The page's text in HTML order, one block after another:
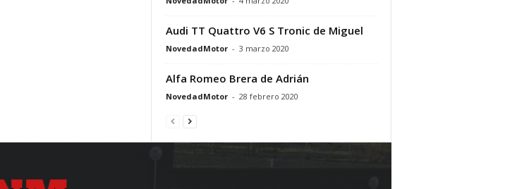
Audi TT Quattro V6 S Tronic de Miguel
NovedadMotor - 3 marzo 2020
Alfa Romeo Brera de Adrián
NovedadMotor - 28 febrero 2020